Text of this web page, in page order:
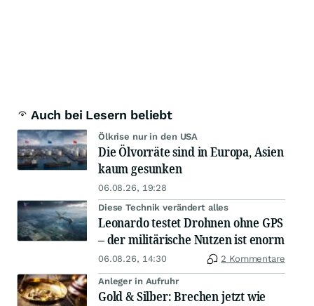
Auch bei Lesern beliebt
Ölkrise nur in den USA
Die Ölvorräte sind in Europa, Asien
kaum gesunken
06.08.26, 19:28
Diese Technik verändert alles
Leonardo testet Drohnen ohne GPS
– der militärische Nutzen ist enorm
06.08.26, 14:30 2 Kommentare
Anleger in Aufruhr
Gold & Silber: Brechen jetzt wie